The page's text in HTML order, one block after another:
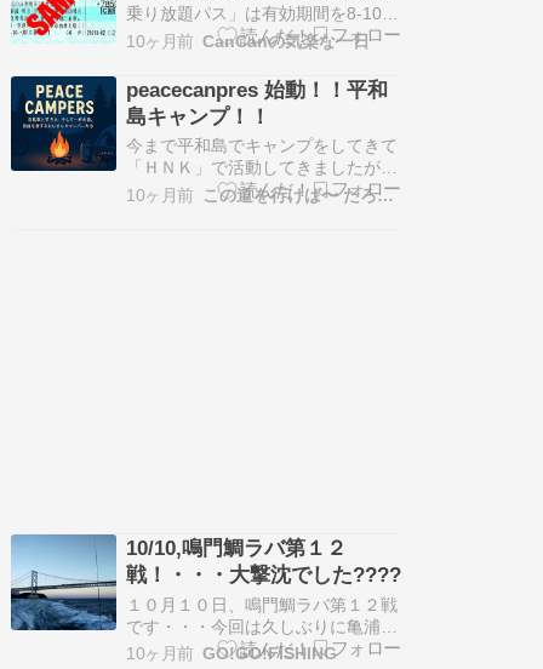
乗り放題パス」は有効期間を8-10日
から16-18日に変更し、天気次第で
転戦できる様に複数のプランを用意
しておいたのですが、またまた怪し
げな週間予報になってしまいまし
た。 16日朝勤務明けから輪行で
向かい17日と18日の午前中走るス
ケージュ－…
10ヶ月前 CanCanの気楽な一日
peacecanpres 始動！！平和
島キャンプ！！
今まで平和島でキャンプをしてきて
「ＨＮＫ」で活動してきましたがＨ
ＮＫとは、、平和島 H で、肉 Ｎ 、
食おう Ｋでしたが、ＮＨＫと混同
10ヶ月前 この道を行けば〜 たろさ日記
10/10,鳴門鯛ラバ第１２
戦！・・・大撃沈でした????
１０月１０日、鳴門鯛ラバ第１２戦
です・・・今回は久しぶりに亀浦漁
港のつるぎさんにお世話になりまし
10ヶ月前 GO!GO!FISHING